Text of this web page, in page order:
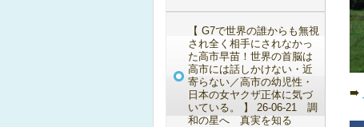
【 G7で世界の誰からも無視
され全く相手にされなかっ
た高市早苗！世界の首脳は
高市には話しかけない・近
寄らない／高市の幼児性・
日本の女ヤクザ正体に気づ
いている。 】 26-06-21 調
和の星へ 真実を知る
➠